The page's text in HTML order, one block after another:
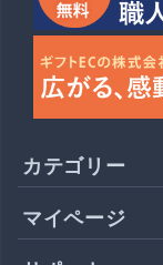
カテゴリー
マイページ